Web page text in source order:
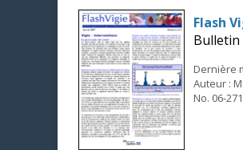
Flash
Bulletin
Dernière
Auteur :
No. 06-